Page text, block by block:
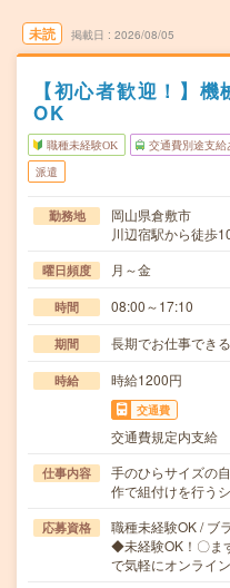
未読 掲載日 2026/08/05
【初心者歓迎！】
OK
職種未経験OK 交通費別途支給
派遣
勤務地
岡山県倉敷市
川辺宿駅から徒歩
曜日頻度 月～金
時間 08:00～17:10
期間 長期でお仕事でき
時給 時給1200円
交通費
交通費規定内支給
仕事内容
手のひらサイズの
作で組付けを行う
応募資格
職種未経験OK / ブ
◆未経験OK！〇ま
で気軽にオンライ